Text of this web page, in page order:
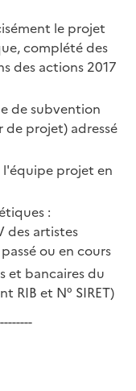
le projet
complété des
des actions 2017
de subvention
de projet) adressé
l'équipe projet en
:
des artistes
ou en cours
et bancaires du
RIB et N° SIRET)